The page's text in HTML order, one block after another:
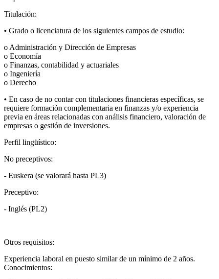
Titulación:
• Grado o licenciatura de los siguientes campos de estudio:
o Administración y Dirección de Empresas
o Economía
o Finanzas, contabilidad y actuariales
o Ingeniería
o Derecho
• En caso de no contar con titulaciones financieras específicas, se
requiere formación complementaria en finanzas y/o experiencia
previa en áreas relacionadas con análisis financiero, valoración de
empresas o gestión de inversiones.
Perfil lingüístico:
No preceptivos:
- Euskera (se valorará hasta PL3)
Preceptivo:
- Inglés (PL2)
Otros requisitos:
Experiencia laboral en puesto similar de un mínimo de 2 años.
Conocimientos: